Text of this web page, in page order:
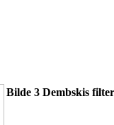
Bilde 3 Dembskis filter